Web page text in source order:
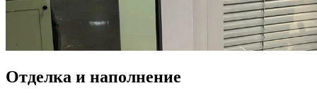
Отделка и наполнение